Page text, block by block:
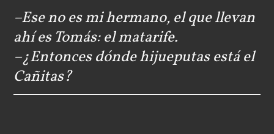
–Ese no es mi hermano, el que llevan
ahí es Tomás: el matarife.
–¿Entonces dónde hijueputas está el
Cañitas?